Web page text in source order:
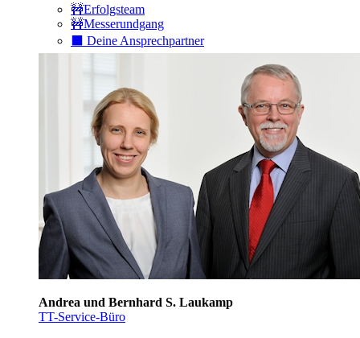
🚧Erfolgsteam
🚧Messerundgang
⬛️ Deine Ansprechpartner
Andrea und Bernhard S. Laukamp
TT-Service-Büro